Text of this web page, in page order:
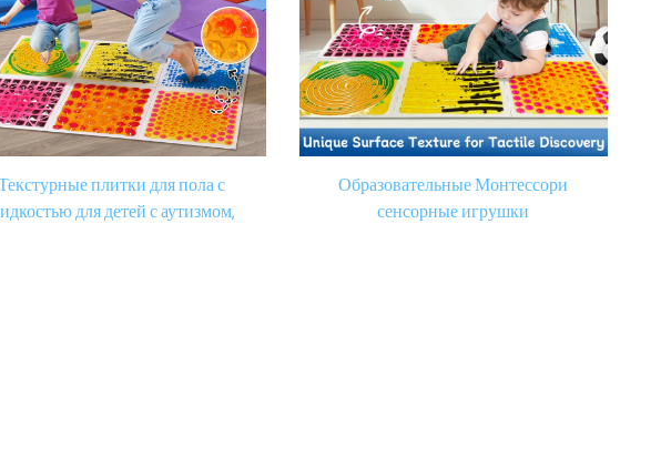
плитки для пола с
для детей с аутизмом,
Образовательные Монтессори
сенсорные игрушки